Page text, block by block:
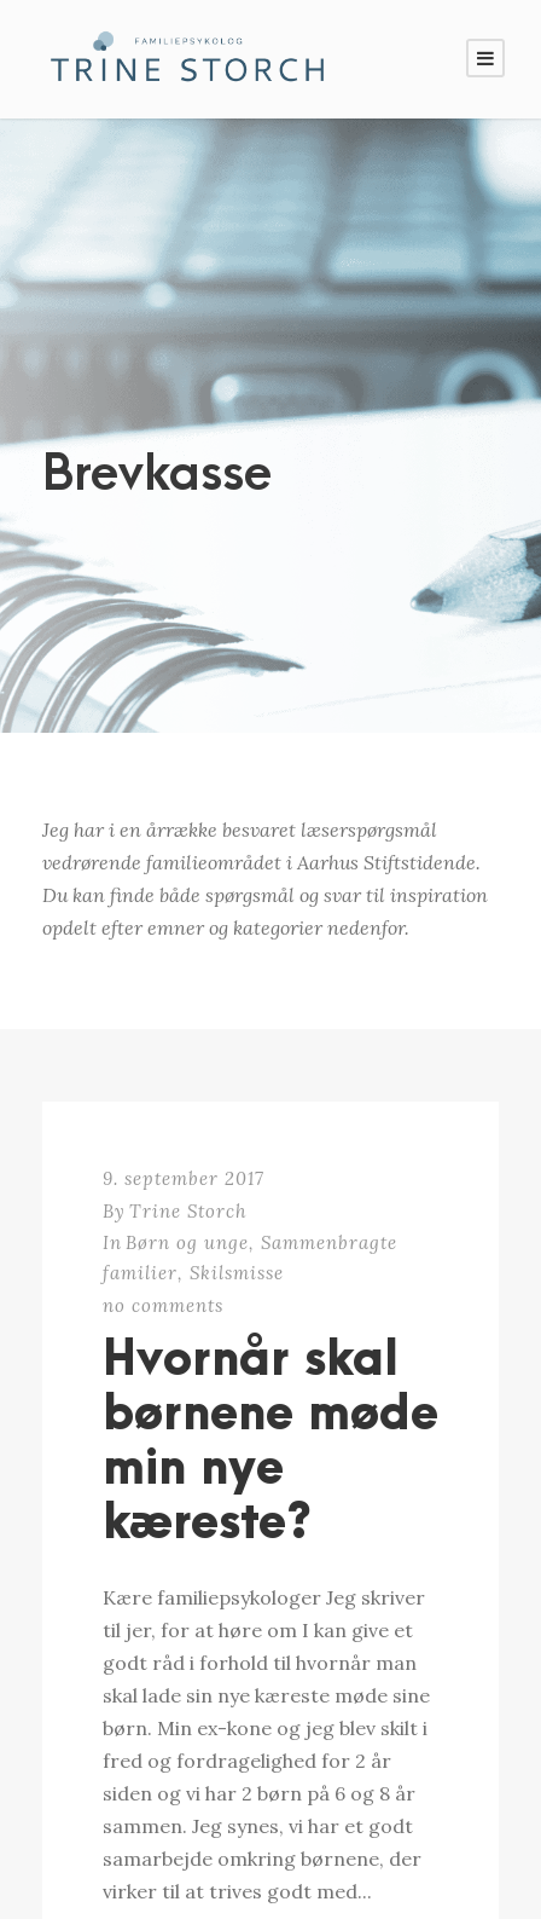
Brevkasse
Jeg har i en årrække besvaret læserspørgsmål
vedrørende familieområdet i Aarhus Stiftstidende.
Du kan finde både spørgsmål og svar til inspiration
opdelt efter emner og kategorier nedenfor.
9. september 2017
By Trine Storch
In Børn og unge, Sammenbragte
familier, Skilsmisse
no comments
Hvornår skal
børnene møde
min nye
kæreste?
Kære familiepsykologer Jeg skriver
til jer, for at høre om I kan give et
godt råd i forhold til hvornår man
skal lade sin nye kæreste møde sine
børn. Min ex-kone og jeg blev skilt i
fred og fordragelighed for 2 år
siden og vi har 2 børn på 6 og 8 år
sammen. Jeg synes, vi har et godt
samarbejde omkring børnene, der
virker til at trives godt med...